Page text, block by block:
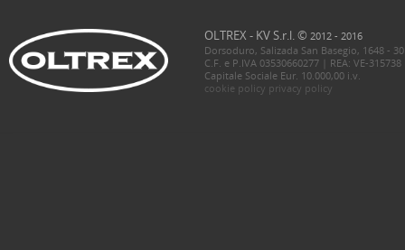
OLTREX - KV S.r.l. © 2012 - 2016
Dorsoduro, Salizada San Basegio, 1648 -
C.F. e P.IVA 03530660277 | REA: VE-315738
Capitale Sociale Eur. 10.000,00 i.v.
cookie policy privacy policy